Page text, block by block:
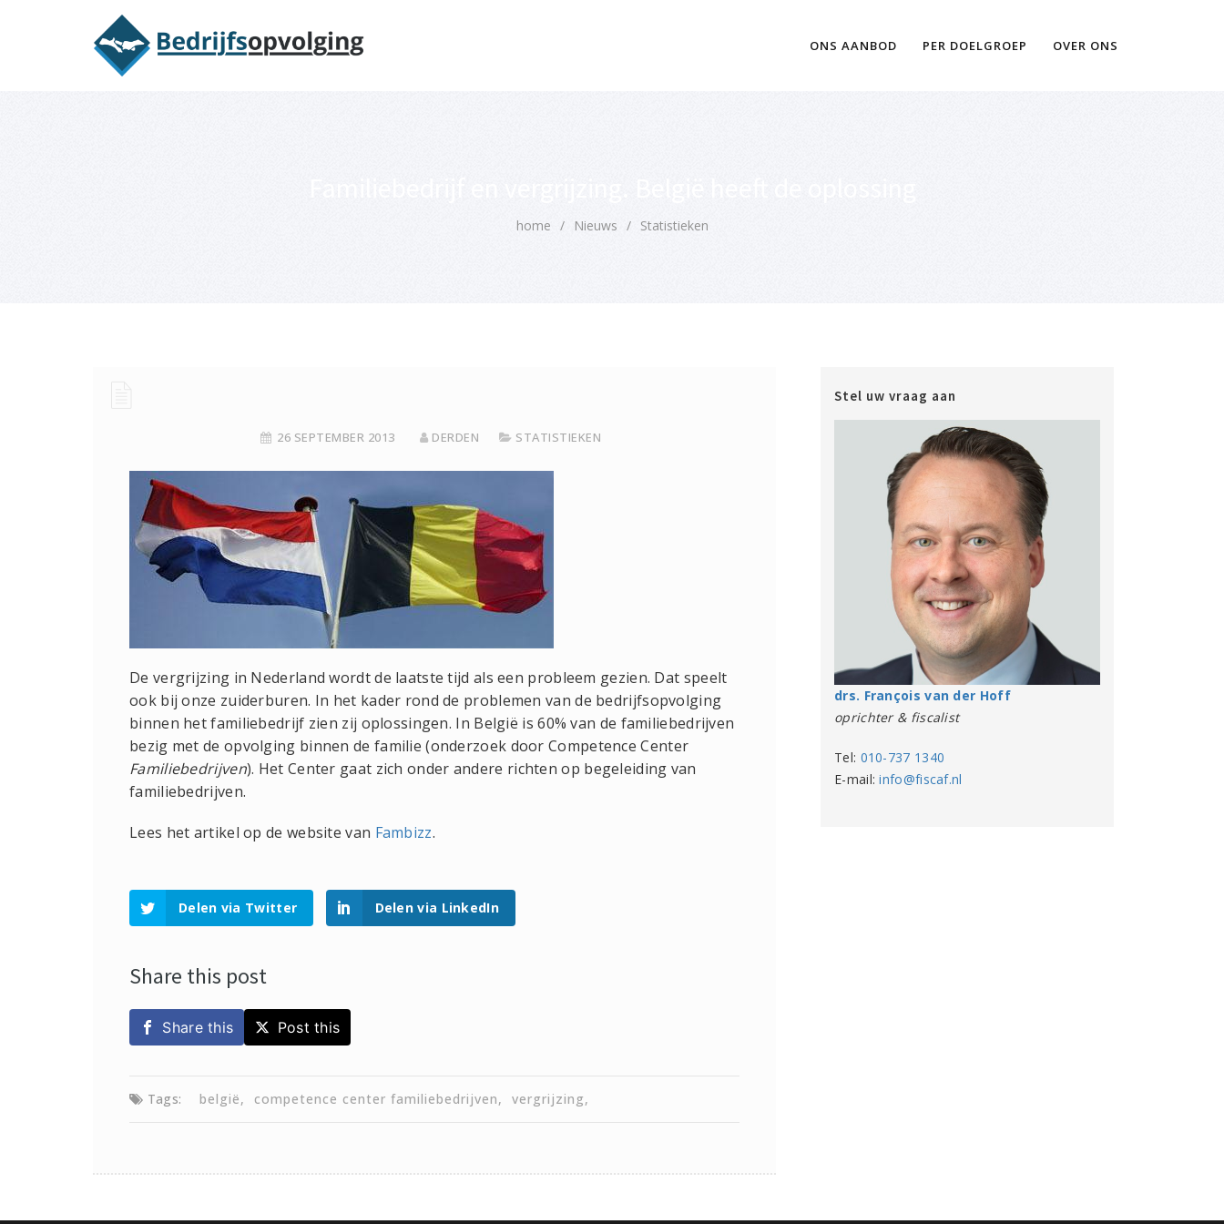
ONS AANBOD PER DOELGROEP OVER ONS
home / Nieuws / Statistieken
26 SEPTEMBER 2013 DERDEN STATISTIEKEN
De vergrijzing in Nederland wordt de laatste tijd als een probleem gezien. Dat speelt
ook bij onze zuiderburen. In het kader rond de problemen van de bedrijfsopvolging
binnen het familiebedrijf zien zij oplossingen. In België is 60% van de familiebedrijven
bezig met de opvolging binnen de familie (onderzoek door Competence Center
Familiebedrijven). Het Center gaat zich onder andere richten op begeleiding van
familiebedrijven.
Lees het artikel op de website van Fambizz.
Delen via Twitter Delen via LinkedIn
Share this post
Share this Post this
Tags: belgië competence center familiebedrijven vergrijzing
Stel uw vraag aan
drs. François van der Hoff
oprichter & fiscalist
Tel: 010-737 1340
E-mail:info@fiscaf.nl
Oriëntatiememo bedrijfsopvolging voor fiscaal juridisch advies